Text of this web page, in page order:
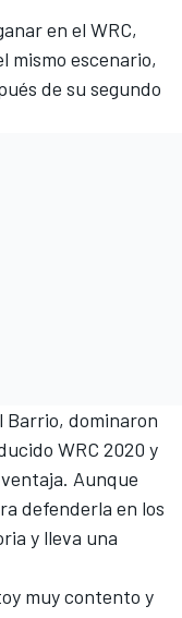
en el WRC,
mismo escenario,
de su segundo
Barrio, dominaron
WRC 2020 y
Aunque
defenderla en los
y lleva una
muy contento y